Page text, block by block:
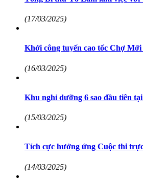
(17/03/2025)
Khởi công tuyến cao tốc Chợ
(16/03/2025)
Khu nghỉ dưỡng 6 sao đầu tiên
(15/03/2025)
Tích cực hưởng ứng Cuộc thi
(14/03/2025)